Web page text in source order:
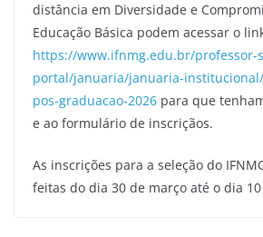
distância em Diversidade e
Educação Básica podem acessar o
https://www.ifnmg.edu.br/professor-
portal/januaria/januaria-institucional/
pos-graduacao-2026 para que
e ao formulário de inscriçãos.
As inscrições para a seleção do
feitas do dia 30 de março até o dia